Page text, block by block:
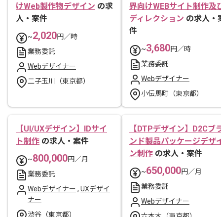
けWeb製作物デザイン の求
人・案件
~2,020円／時
業務委託
Webデザイナー
二子玉川（東京都）
界向けWEBサイト制作及
ディレクション の求人・
件
~3,680円／時
業務委託
Webデザイナー
小伝馬町（東京都）
【UI/UXデザイン】IDサイ
ト制作 の求人・案件
~800,000円／月
業務委託
Webデザイナー , UXデザイ
ナー
渋谷（東京都）
【DTPデザイン】D2Cブ
ンド製品パッケージデザ
ン制作 の求人・案件
~650,000円／月
業務委託
Webデザイナー